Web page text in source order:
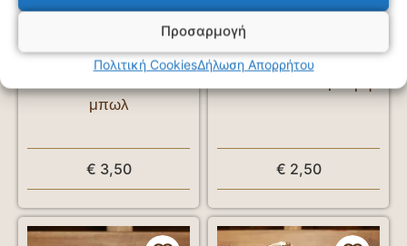
Προσαρμογή
Πολιτική CookiesΔήλωση Απορρήτου
μπωλ
€ 3,50 € 2,50